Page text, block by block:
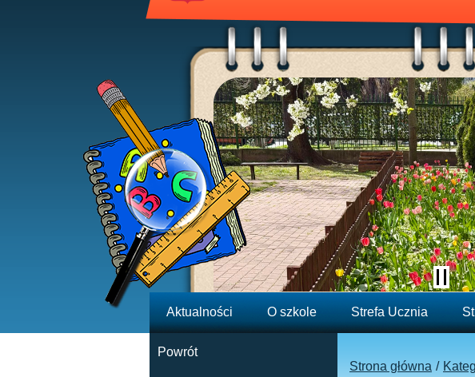
Aktualności O szkole Strefa Ucznia
Strona główna
Powrót